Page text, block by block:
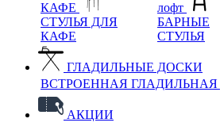
КАФЕ
СТУЛЬЯ ДЛЯ
КАФЕ
лофт
БАРНЫЕ
СТУЛЬЯ
ГЛАДИЛЬНЫЕ ДОСКИ
ВСТРОЕННАЯ ГЛАДИЛЬНАЯ
АКЦИИ